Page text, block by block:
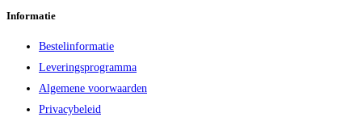
Informatie
Bestelinformatie
Leveringsprogramma
Algemene voorwaarden
Privacybeleid